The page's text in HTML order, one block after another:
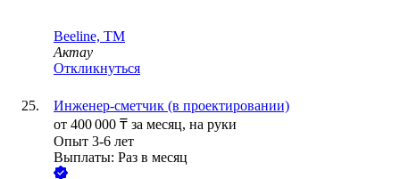
Beeline, ТМ
Актау
Откликнуться
Инженер-сметчик (в проектировании)
от 400 000 ₸ за месяц, на руки
Опыт 3-6 лет
Выплаты: Раз в месяц